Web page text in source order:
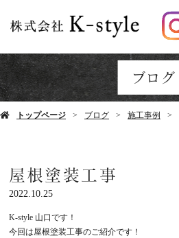
ブログ
トップページ ブログ 施工事例
屋根塗装工事
2022.10.25
K-style 山口です！
今回は屋根塗装工事のご紹介です！